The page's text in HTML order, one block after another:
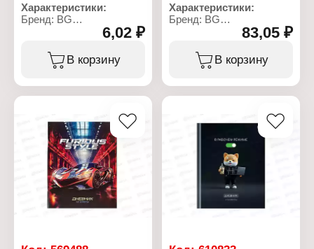
Характеристики:
Бренд: BG
Тип товара: Наградной
бланк
Вид: Грамота
Плотность картона: 190
6,02 ₽
В корзину
Характеристики:
Бренд: BG
Артикул: 360531
Тип товара: Дневник
Дизайн: "5+"
Тип скрепления: сшивка
Количество листов: 40 л
Формат: А5
Плотность бумаги: 60-65
Вариация: 1-11 класс
Белизна бумаги, %: 100
Цвет печати: в 1 краску
(чёрный цвет)
Эффект обложки:
83,05 ₽
В корзину